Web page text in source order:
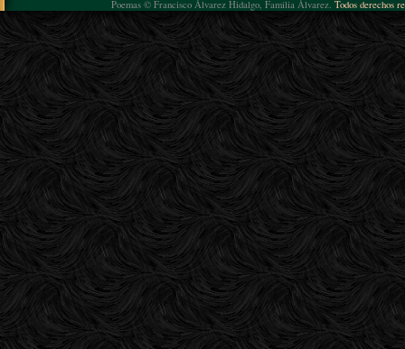
Poemas © Francisco Álvarez Hidalgo, Familia Álvarez. Todos derechos